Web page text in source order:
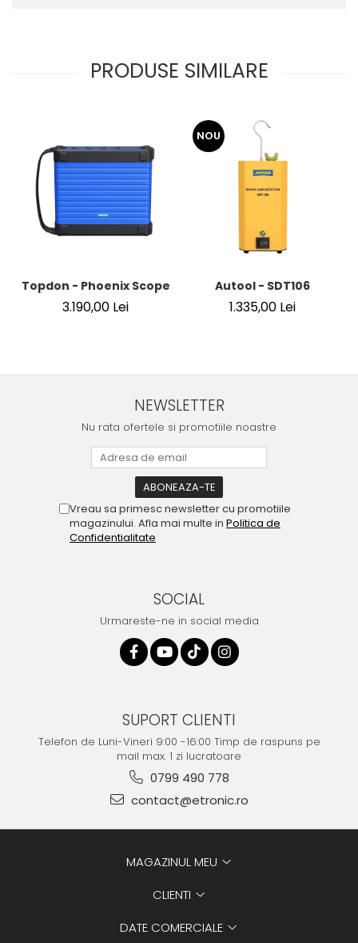
PRODUSE SIMILARE
Topdon - Phoenix Scope
3.190,00 Lei
NOU
Autool - SDT106
1.335,00 Lei
NEWSLETTER
Nu rata ofertele si promotiile noastre
Vreau sa primesc newsletter cu promotiile
magazinului. Afla mai multe in Politica de
Confidentialitate
SOCIAL
Urmareste-ne in social media
SUPORT CLIENTI
Telefon de Luni-Vineri 9:00 -16:00 Timp de raspuns pe
mail max. 1 zi lucratoare
0799 490 778
contact@etronic.ro
MAGAZINUL MEU
CLIENTI
DATE COMERCIALE